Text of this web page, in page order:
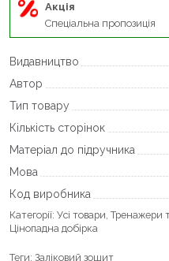
Акція
Спеціальна пропозиція
Видавництво
Автор
Тип товару
Кількість сторінок
Матеріал до підручника
Мова
Код виробника
Категорії: Усі товари, Тренажери
Цінопадна добірка
Теги: Заліковий зошит